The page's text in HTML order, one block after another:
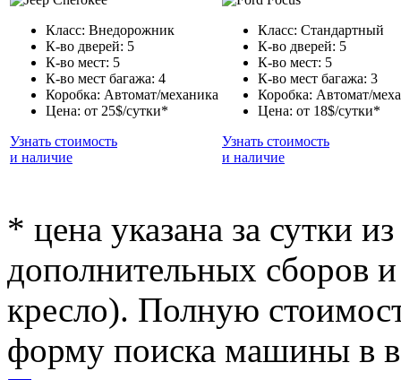
Класс: Внедорожник
К-во дверей: 5
К-во мест: 5
К-во мест багажа: 4
Коробка: Автомат/механика
Цена: от 25$/сутки*
Узнать стоимость
и наличие
Класс: Стандартный
К-во дверей: 5
К-во мест: 5
К-во мест багажа: 3
Коробка: Автомат/
Цена: от 18$/сутки*
Узнать стоимость
и наличие
* цена указана за сутки
дополнительных сборов
кресло). Полную
форму поиска машины в